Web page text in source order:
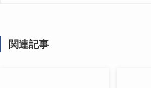
関連記事